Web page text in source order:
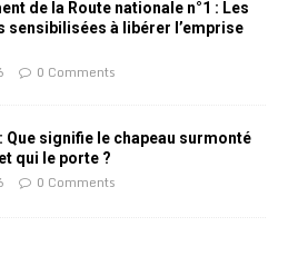
de la Route nationale n°1 : Les
sensibilisées à libérer l’emprise
0 Comments
: Que signifie le chapeau surmonté
qui le porte ?
0 Comments